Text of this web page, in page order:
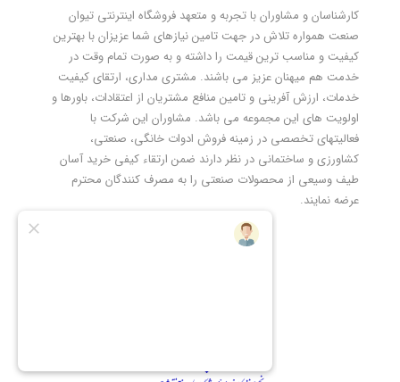
کارشناسان و مشاوران با تجربه و متعهد فروشگاه اینترنتی تیوان
صنعت همواره تلاش در جهت تامین نیازهای شما عزیزان با بهترین
کیفیت و مناسب ترین قیمت را داشته و به صورت تمام وقت در
خدمت هم میهنان عزیز می باشند. مشتری مداری، ارتقای کیفیت
خدمات، ارزش آفرینی و تامین منافع مشتریان از اعتقادات، باورها و
اولویت های این مجموعه می باشد. مشاوران این شرکت با
فعالیتهای تخصصی در زمینه فروش ادوات خانگی، صنعتی،
کشاورزی و ساختمانی در نظر دارند ضمن ارتقاء کیفی خرید آسان
طیف وسیعی از محصولات صنعتی را به مصرف کنندگان محترم
عرضه نمایند.